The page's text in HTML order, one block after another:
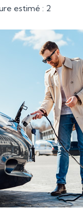
estimé : 2